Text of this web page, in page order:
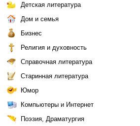
Детская литература
Дом и семья
Бизнес
Религия и духовность
Справочная литература
Старинная литература
Юмор
Компьютеры и Интернет
Поэзия, Драматургия